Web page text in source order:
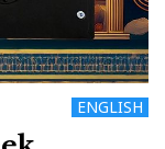
ENGLISH